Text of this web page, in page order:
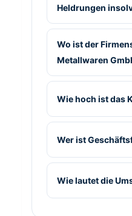
Heldrungen
Wo ist der
Metallwaren
Wie hoch ist das
Wer ist
Wie lautet die